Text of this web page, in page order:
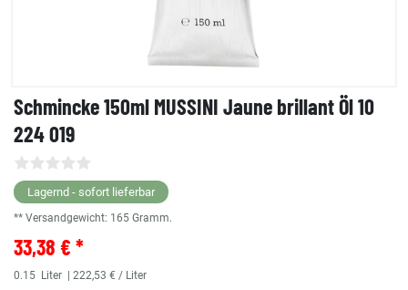
Schmincke 150ml MUSSINI Jaune brillant Öl 10
224 019
Lagernd - sofort lieferbar
** Versandgewicht: 165 Gramm.
33,38 € *
0.15 Liter | 222,53 € / Liter